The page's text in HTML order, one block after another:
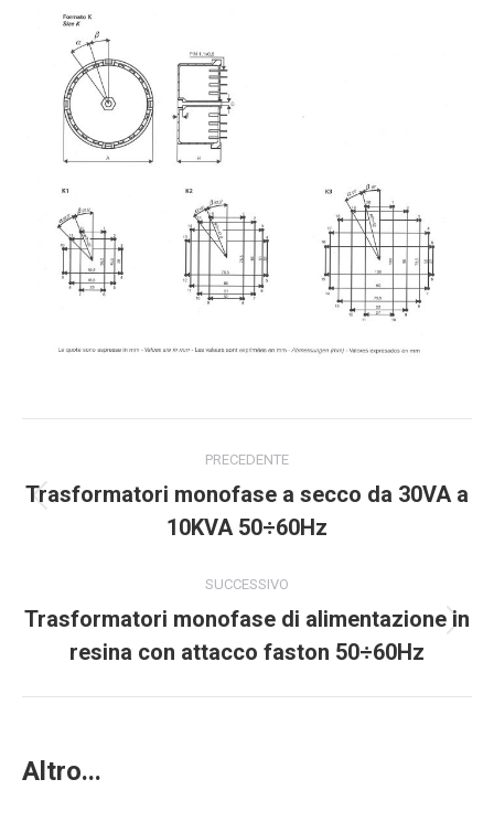
navigation
PRECEDENTE
project:
Trasformatori monofase a secco da 30VA a
10KVA 50÷60Hz
SUCCESSIVO
project:
Trasformatori monofase di alimentazione in
resina con attacco faston 50÷60Hz
Altro...